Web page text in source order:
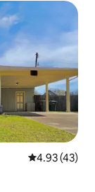
औसत रेटिंग 5 में
4.93 (43)